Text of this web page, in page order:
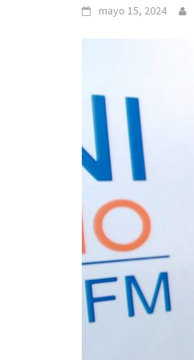
mayo 15, 2024